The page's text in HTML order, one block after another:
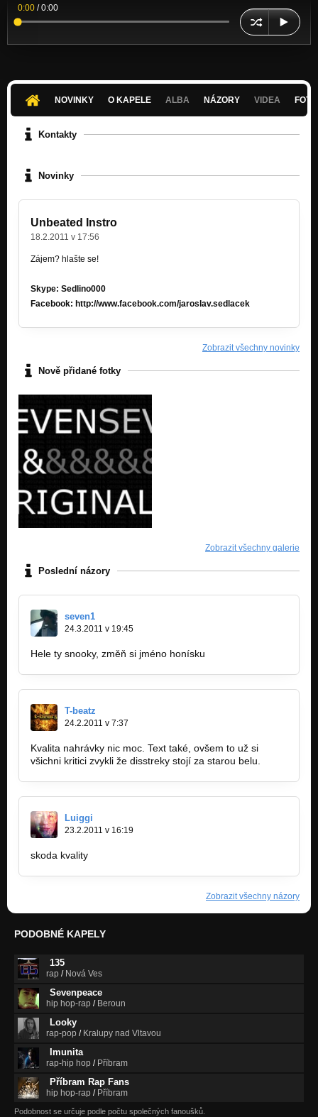
0:00 /0:00
NOVINKY O KAPELE ALBA NÁZORY VIDEA
Kontakty
Novinky
Unbeated Instro
18.2.2011 v 17:56
Zájem? hlašte se!
Skype: Sedlino000
Facebook: http://www.facebook.com/jaroslav.sedlacek
Zobrazit všechny novinky
Nově přidané fotky
Zobrazit všechny galerie
Poslední názory
seven1
24.3.2011 v 19:45
Hele ty snooky, změň si jméno honísku
T-beatz
24.2.2011 v 7:37
Kvalita nahrávky nic moc. Text také, ovšem to už si
všichni kritici zvykli že disstreky stojí za starou belu.
Luiggi
23.2.2011 v 16:19
skoda kvality
Zobrazit všechny názory
PODOBNÉ KAPELY
135
rap / Nová Ves
Sevenpeace
hip hop-rap / Beroun
Looky
rap-pop / Kralupy nad Vltavou
Imunita
rap-hip hop / Příbram
Příbram Rap Fans
hip hop-rap / Příbram
Podobnost se určuje podle počtu společných fanoušků.